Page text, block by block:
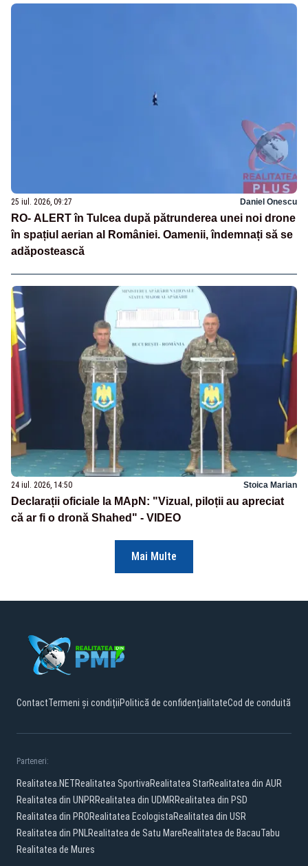
25 iul. 2026, 09:27 Daniel Onescu
RO- ALERT în Tulcea după pătrunderea unei noi drone
în spațiul aerian al României. Oamenii, îndemnați să se
adăpostească
24 iul. 2026, 14:50 Stoica Marian
Declarații oficiale la MApN: "Vizual, piloții au apreciat
că ar fi o dronă Shahed" - VIDEO
Mai Multe
ContactTermeni și condițiiPolitică de confidențialitateCod de conduită
Parteneri:
Realitatea.NETRealitatea SportivaRealitatea StarRealitatea din AUR
Realitatea din UNPRRealitatea din UDMRRealitatea din PSD
Realitatea din PRORealitatea EcologistaRealitatea din USR
Realitatea din PNLRealitatea de Satu MareRealitatea de BacauTabu
Realitatea de Mures